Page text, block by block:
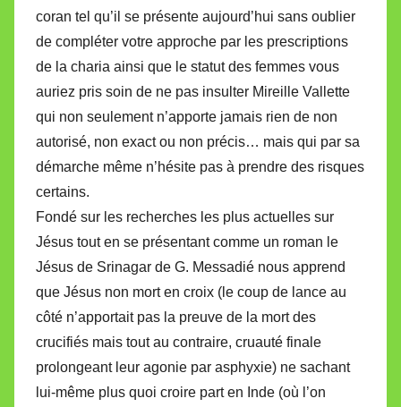
coran tel qu’il se présente aujourd’hui sans oublier
de compléter votre approche par les prescriptions
de la charia ainsi que le statut des femmes vous
auriez pris soin de ne pas insulter Mireille Vallette
qui non seulement n’apporte jamais rien de non
autorisé, non exact ou non précis… mais qui par sa
démarche même n’hésite pas à prendre des risques
certains.
Fondé sur les recherches les plus actuelles sur
Jésus tout en se présentant comme un roman le
Jésus de Srinagar de G. Messadié nous apprend
que Jésus non mort en croix (le coup de lance au
côté n’apportait pas la preuve de la mort des
crucifiés mais tout au contraire, cruauté finale
prolongeant leur agonie par asphyxie) ne sachant
lui-même plus quoi croire part en Inde (où l’on